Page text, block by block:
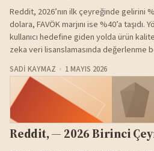
Reddit, 2026’nın ilk çeyreğinde gelirini
dolara, FAVÖK marjını ise %40’a
kullanıcı hedefine giden yolda ürün
zeka veri lisanslamasında değerlenme
SADI KAYMAZ 1 MAYIS 2026
Reddit, — 2026 Birinci